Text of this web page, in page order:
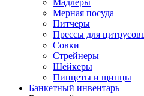
Мерная посуда
Питчеры
Прессы для
Совки
Стрейнеры
Шейкеры
Пинцеты и щипцы
Банкетный инвентарь